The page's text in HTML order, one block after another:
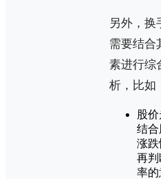
另外，换
需要结合
素进行综
析，比如
股价
结合
涨跌
再
率的